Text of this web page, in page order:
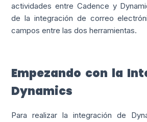
actividades entre Cadence y
de la integración de correo
campos entre las dos herramientas.
Empezando con la
Dynamics
Para realizar la integración de